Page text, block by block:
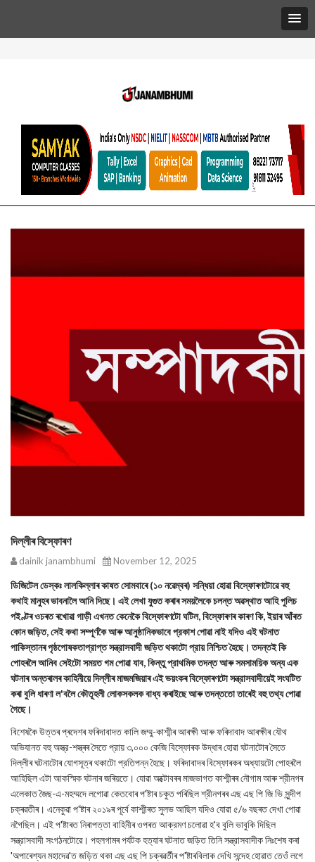
দিল্লীৰ বিস্ফোৰণ
dainik janambhumi November 12, 2025
ডিজিটেল ডেস্কঃ লালকিল্লাৰ কাষত সোমবাৰে (১০ নৱেম্বৰ) সন্ধিয়া হোৱা বিস্ফোৰণটোৱে বহু
কথাই মানুহৰ ভাবনালৈ আনি দিছে। এই লেখা যুগুত কৰাৰ সময়লৈকে চলন্ত অৱস্থাত আহি পুলিচ
পইণ্টৰ ওচৰত ৰখোৱা গাড়ী এখনত কেনেকৈ বিস্ফোৰণটো ঘটিল, বিস্ফোৰণৰ কাৰণ কি, ইয়াৰ আঁৰত
কোন জড়িত, সেই কথা সম্পূর্ণকৈ আৰু আনুষ্ঠানিকভাবে প্রকাশ পোৱা নাই যদিও এই ঘটনাত
পাকিস্তানৰ পৃষ্ঠপোষকতাপ্রাপ্ত সন্ত্রাসবাদী জড়িত থকাটো প্রায় নিশ্চিত হৈছে। তদন্তই কি
পোহৰলৈ আনিব সেইটো সময়ত গম পোৱা যাব, কিন্তু প্রাথমিক তদন্ত আৰু সমসাময়িক অন্য এক
ঘটনাৰ অন্তৰালৰ কাহিনীয়ে দিল্লীৰ মাজমজিয়াৰ এই ভয়ংকৰ বিস্ফোৰণটো সন্ত্রাসবাদীয়েই সংঘটিত
কৰা বুলি ধাৰণা ল'বলৈ কৌতূহলী লোকসকলক বাধ্য কৰাইছে আৰু তদন্ততো তাৰেই বহু তথ্য পোৱা
গৈছে।
বিশেষকৈ উত্তৰ প্ৰদেশৰ ফৰিদাবাদত কালি জম্মু-কাশ্মীৰ আৰক্ষী আৰু ফৰিদাবাদ আৰক্ষীৰ যৌথ
অভিযানত বহু অস্ত্র-শস্ত্ৰৰ সৈতে প্রায় ৩,০০০ কেজি বিস্ফোৰক উদ্ধাৰ হোৱা ঘটনাটোৰ সৈতে
দিল্লীৰ ঘটনাটোৰ যোগসূত্ৰ থকাটো প্রতিপন্ন হৈছে। ফৰিদাবাদৰ বিস্ফোৰকৰ অধ্যায়টো পোহৰলৈ
আহিছিল এটা আকস্মিক ঘটনাৰ জৰিয়তে। যোৱা অক্টোবৰৰ মাজভাগত কাশ্মীৰৰ নৌগাম আৰু শ্রীনগৰ
এলেকাত জৈছ-এ-মহম্মদে লগোৱা কেতবোৰ প'ষ্টাৰ চকুত পৰিছিল শ্রীনগৰৰ এছ এছ পি জি ভি সুন্দীপ
চক্ৰৱতীৰ। এনেকুৱা প'ষ্টাৰ ২০১৯ৰ পূৰ্বে কাশ্মীৰত সুলভ আছিল যদিও যোৱা ৫/৬ বছৰত দেখা পোৱা
নগৈছিল। এই প'ষ্টাৰত নিৰাপত্তা বাহিনীৰ ওপৰত আক্রমণ চলোৱা হ'ব বুলি ভাবুকি দিছিল
সন্ত্রাসবাদী সংগঠনটোৱে। পহলগামৰ পৰ্যটক হত্যাৰ ঘটনাত জড়িত তিনি সন্ত্রাসবাদীক নিঃশেষ কৰা
'অপাৰেশ্যন মহাদেৱ'ত জড়িত থকা এছ এছ পি চক্ৰৱৰ্তীৰ প'ষ্টাৰবিলাক দেখি সন্দেহ হোৱাত তেওঁ লগে